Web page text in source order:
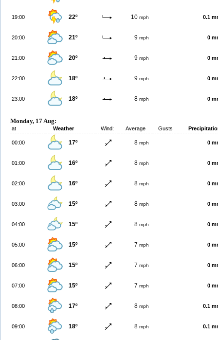
19:00 22º 10 mph 0.1
20:00 21º 9 mph 0
21:00 20º 9 mph 0
22:00 18º 9 mph 0
23:00 18º 8 mph 0
Monday, 17 Aug:
at Weather Wind: Average Gusts
00:00 17º 8 mph 0
01:00 16º 8 mph 0
02:00 16º 8 mph 0
03:00 15º 8 mph 0
04:00 15º 8 mph 0
05:00 15º 7 mph 0
06:00 15º 7 mph 0
07:00 15º 7 mph 0
08:00 17º 8 mph 0.1
09:00 18º 8 mph 0.1